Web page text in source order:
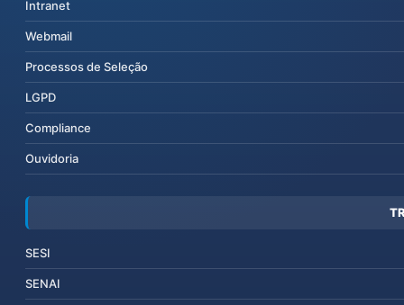
Intranet
Webmail
Processos de Seleção
LGPD
Compliance
Ouvidoria
SESI
SENAI